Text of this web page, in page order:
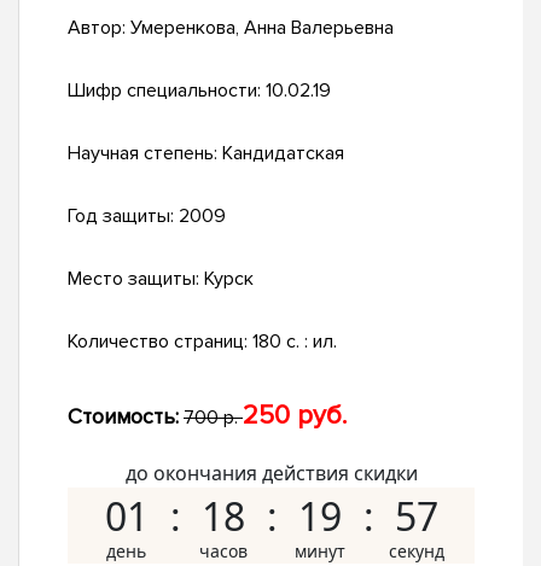
Автор: Умеренкова, Анна Валерьевна
Шифр специальности: 10.02.19
Научная степень: Кандидатская
Год защиты: 2009
Место защиты: Курск
Количество страниц: 180 с. : ил.
Стоимость: 700 р.250 руб.
до окончания действия скидки
01 18 19 56